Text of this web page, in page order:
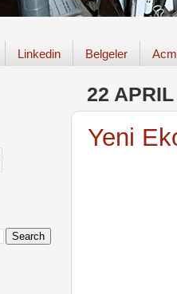
Linkedin Belgeler
22
Yeni